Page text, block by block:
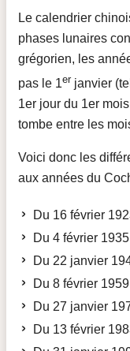
Le calendrier
phases lunaires
grégorien, les
pas le 1er janvier
1er jour du 1er
tombe entre les
Voici donc les
aux années du
Du 16 février
Du 4 février
Du 22 janvier
Du 8 février
Du 27 janvier
Du 13 février